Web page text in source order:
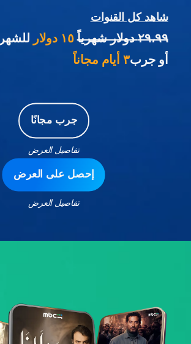
شاهد كل القنوات
٢٩،٩٩ دولار شهرياً ١٥ دولار
أو جرب٣ أيام مجاناً
جرب مجانًا
تفاصيل العرض
إحصل على العرض
تفاصيل العرض